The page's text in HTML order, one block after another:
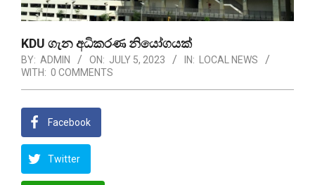
KDU ගැන අධිකරණ නියෝගයක්
BY: ADMIN ON: JULY 5, 2023 IN:
LOCAL NEWS
WITH: 0 COMMENTS
Facebook
Twitter